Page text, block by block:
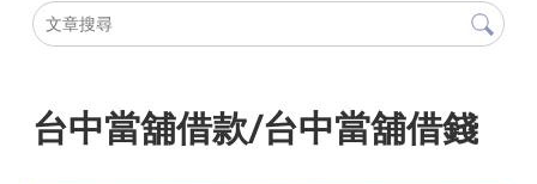
台中當舖借款/台中當舖借錢